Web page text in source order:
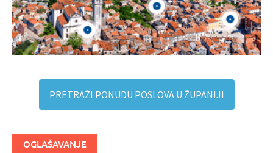
PRETRAŽI PONUDU POSLOVA U ŽUPANIJI
OGLAŠAVANJE